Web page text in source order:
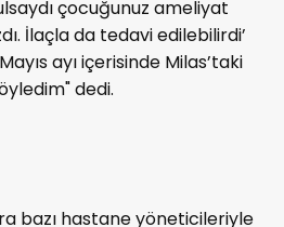
çocuğunuz ameliyat
İlaçla da tedavi edilebilirdi’
ayı içerisinde Milas’taki
dedi.
bazı hastane yöneticileriyle